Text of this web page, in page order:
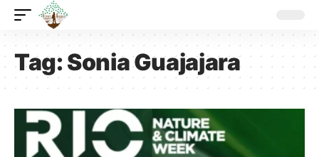
Tag:Sonia Guajajara